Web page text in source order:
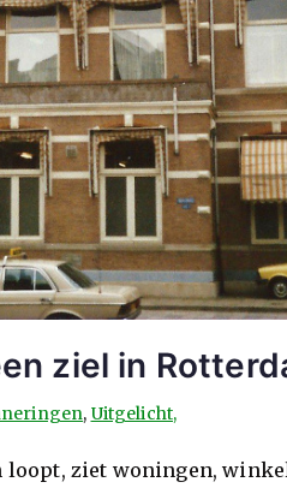
ziel in
, Uitgelicht,
loopt, ziet woningen,